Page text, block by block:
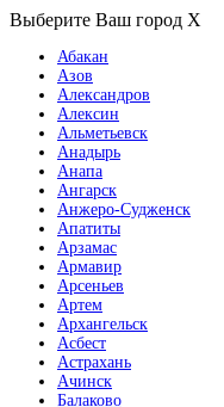
Выберите Ваш город X
Абакан
Азов
Александров
Алексин
Альметьевск
Анадырь
Анапа
Ангарск
Анжеро-Судженск
Апатиты
Арзамас
Армавир
Арсеньев
Артем
Архангельск
Асбест
Астрахань
Ачинск
Балаково